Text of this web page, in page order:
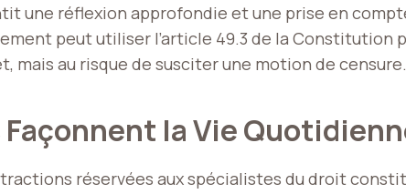
une réflexion approfondie et une prise en
peut utiliser l’article 49.3 de la
mais au risque de susciter une motion de censure.
la Vie
réservées aux spécialistes du droit